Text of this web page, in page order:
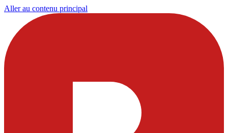
Aller au contenu principal